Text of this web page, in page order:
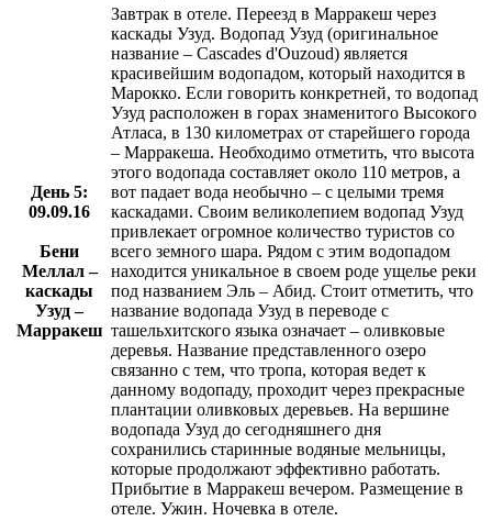
День 5:
09.09.16
Бени
Меллал –
каскады
Узуд –
Марракеш
Завтрак в отеле. Переезд в Марракеш через
каскады Узуд. Водопад Узуд (оригинальное
название – Cascades d'Ouzoud) является
красивейшим водопадом, который находится в
Марокко. Если говорить конкретней, то водопад
Узуд расположен в горах знаменитого Высокого
Атласа, в 130 километрах от старейшего города
– Марракеша. Необходимо отметить, что высота
этого водопада составляет около 110 метров, а
вот падает вода необычно – с целыми тремя
каскадами. Своим великолепием водопад Узуд
привлекает огромное количество туристов со
всего земного шара. Рядом с этим водопадом
находится уникальное в своем роде ущелье реки
под названием Эль – Абид. Стоит отметить, что
название водопада Узуд в переводе с
ташельхитского языка означает – оливковые
деревья. Название представленного озеро
связанно с тем, что тропа, которая ведет к
данному водопаду, проходит через прекрасные
плантации оливковых деревьев. На вершине
водопада Узуд до сегодняшнего дня
сохранились старинные водяные мельницы,
которые продолжают эффективно работать.
Прибытие в Марракеш вечером. Размещение в
отеле. Ужин. Ночевка в отеле.